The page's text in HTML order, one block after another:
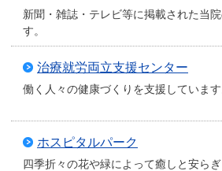
新聞・雑誌・テレビ等に掲載された当
す。
治療就労両立支援センター
働く人々の健康づくりを支援しています
ホスピタルパーク
四季折々の花や緑によって癒しと安らぎ